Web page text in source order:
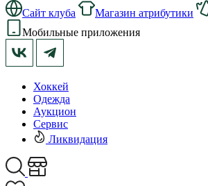
Сайт клуба Магазин атрибутики
Мобильные приложения
Хоккей
Одежда
Аукцион
Сервис
Ликвидация